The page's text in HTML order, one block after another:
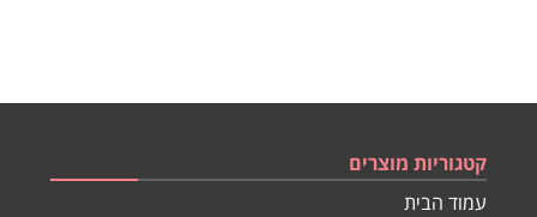
קטגוריות מוצרים
עמוד הבית